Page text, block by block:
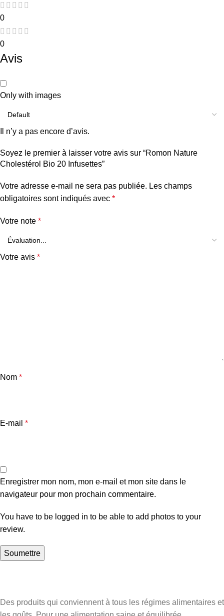
0
0
Avis
Only with images
Il n’y a pas encore d’avis.
Soyez le premier à laisser votre avis sur “Romon Nature
Cholestérol Bio 20 Infusettes”
Votre adresse e-mail ne sera pas publiée. Les champs
obligatoires sont indiqués avec *
Votre note *
Votre avis *
Nom *
E-mail *
Enregistrer mon nom, mon e-mail et mon site dans le
navigateur pour mon prochain commentaire.
You have to be logged in to be able to add photos to your
review.
Des produits qui conviennent à tous les régimes alimentaires et